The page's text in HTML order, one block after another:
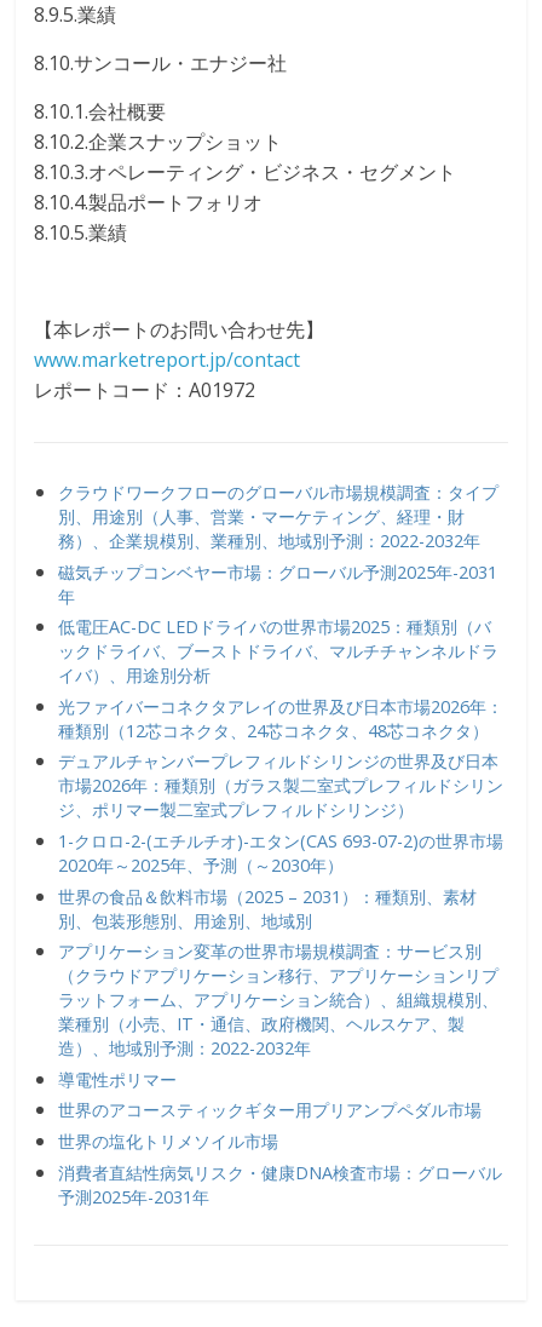
8.9.5.業績
8.10.サンコール・エナジー社
8.10.1.会社概要
8.10.2.企業スナップショット
8.10.3.オペレーティング・ビジネス・セグメント
8.10.4.製品ポートフォリオ
8.10.5.業績
【本レポートのお問い合わせ先】
www.marketreport.jp/contact
レポートコード：A01972
クラウドワークフローのグローバル市場規模調査：タイプ
別、用途別（人事、営業・マーケティング、経理・財
務）、企業規模別、業種別、地域別予測：2022-2032年
磁気チップコンベヤー市場：グローバル予測2025年-2031
年
低電圧AC-DC LEDドライバの世界市場2025：種類別（バ
ックドライバ、ブーストドライバ、マルチチャンネルドラ
イバ）、用途別分析
光ファイバーコネクタアレイの世界及び日本市場2026年：
種類別（12芯コネクタ、24芯コネクタ、48芯コネクタ）
デュアルチャンバープレフィルドシリンジの世界及び日本
市場2026年：種類別（ガラス製二室式プレフィルドシリン
ジ、ポリマー製二室式プレフィルドシリンジ）
1-クロロ-2-(エチルチオ)-エタン(CAS 693-07-2)の世界市場
2020年～2025年、予測（～2030年）
世界の食品＆飲料市場（2025 – 2031）：種類別、素材
別、包装形態別、用途別、地域別
アプリケーション変革の世界市場規模調査：サービス別
（クラウドアプリケーション移行、アプリケーションリプ
ラットフォーム、アプリケーション統合）、組織規模別、
業種別（小売、IT・通信、政府機関、ヘルスケア、製
造）、地域別予測：2022-2032年
導電性ポリマー
世界のアコースティックギター用プリアンプペダル市場
世界の塩化トリメソイル市場
消費者直結性病気リスク・健康DNA検査市場：グローバル
予測2025年-2031年